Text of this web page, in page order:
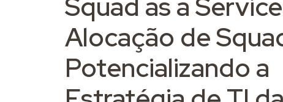
Alocação de
Potencializando a